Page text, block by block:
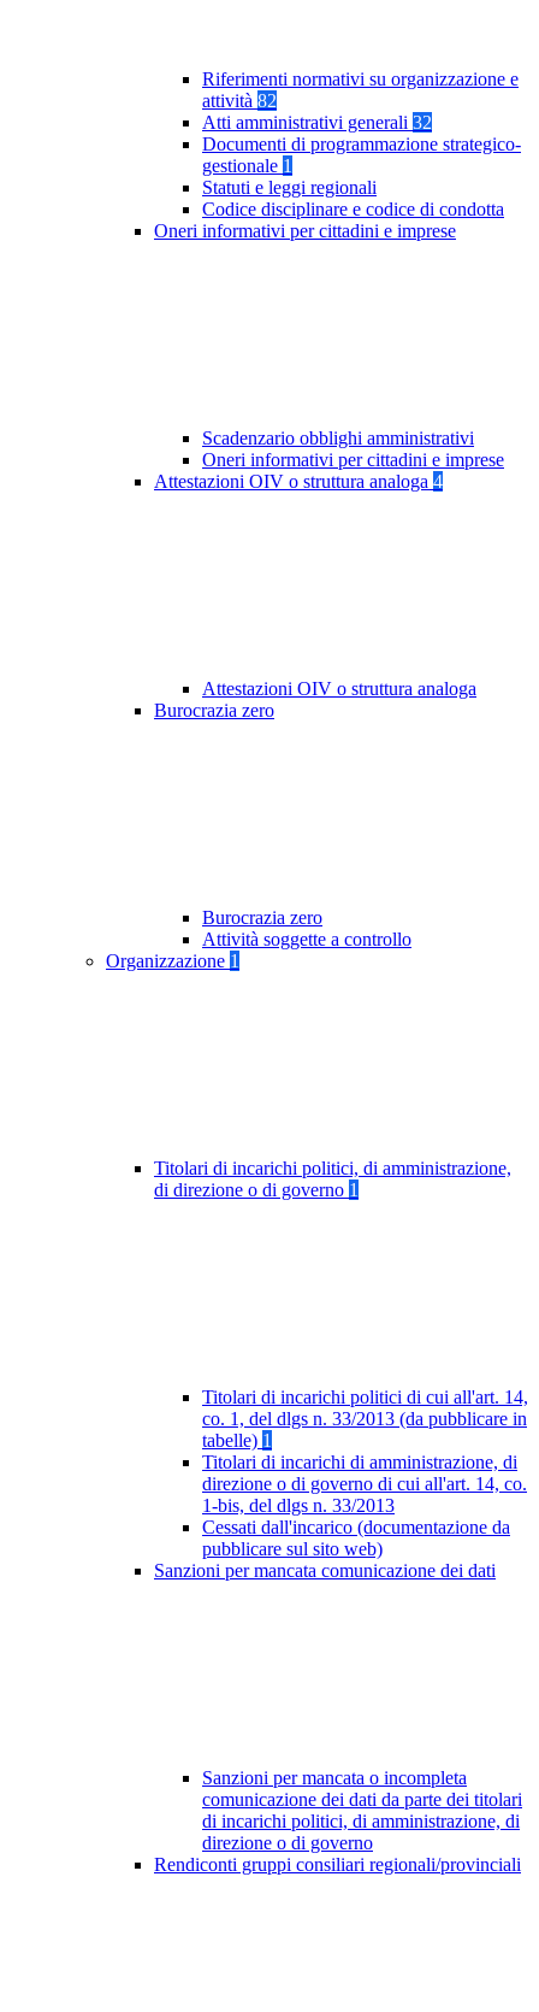
Riferimenti normativi su organizzazione e
attività 82
Atti amministrativi generali 32
Documenti di programmazione strategico-
gestionale 1
Statuti e leggi regionali
Codice disciplinare e codice di condotta
Oneri informativi per cittadini e imprese
Scadenzario obblighi amministrativi
Oneri informativi per cittadini e imprese
Attestazioni OIV o struttura analoga 4
Attestazioni OIV o struttura analoga
Burocrazia zero
Burocrazia zero
Attività soggette a controllo
Organizzazione 1
Titolari di incarichi politici, di amministrazione,
di direzione o di governo 1
Titolari di incarichi politici di cui all'art. 14,
co. 1, del dlgs n. 33/2013 (da pubblicare in
tabelle) 1
Titolari di incarichi di amministrazione, di
direzione o di governo di cui all'art. 14, co.
1-bis, del dlgs n. 33/2013
Cessati dall'incarico (documentazione da
pubblicare sul sito web)
Sanzioni per mancata comunicazione dei dati
Sanzioni per mancata o incompleta
comunicazione dei dati da parte dei titolari
di incarichi politici, di amministrazione, di
direzione o di governo
Rendiconti gruppi consiliari regionali/provinciali